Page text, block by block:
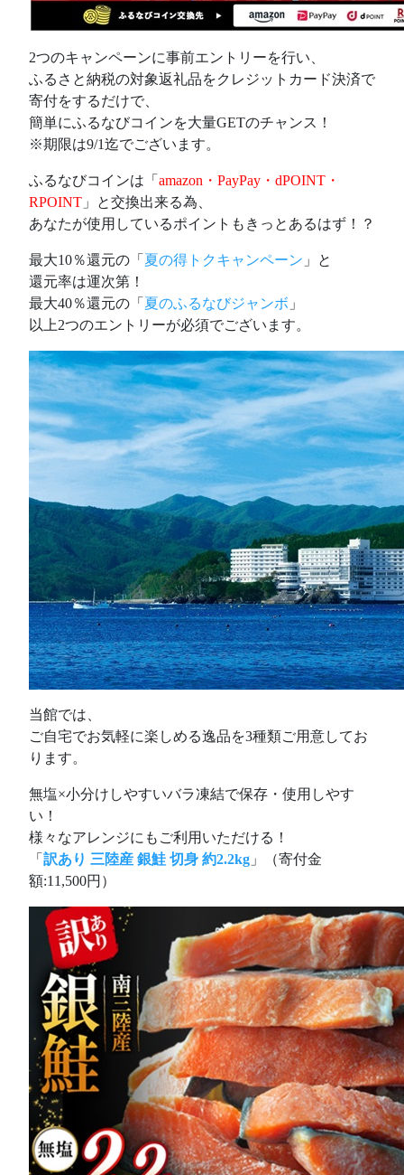
2つのキャンペーンに事前エントリーを行い、
ふるさと納税の対象返礼品をクレジットカード決済で
寄付をするだけで、
簡単にふるなびコインを大量GETのチャンス！
※期限は9/1迄でございます。
ふるなびコインは「 amazon・PayPay・dPOINT・
RPOINT 」と交換出来る為、
あなたが使用しているポイントもきっとあるはず！？
最大10％還元の「 夏の得トクキャンペーン 」と
還元率は運次第！
最大40％還元の「 夏のふるなびジャンボ 」
以上2つのエントリーが必須でございます。
当館では、
ご自宅でお気軽に楽しめる逸品を3種類ご用意してお
ります。
無塩×小分けしやすいバラ凍結で保存・使用しやす
い！
様々なアレンジにもご利用いただける！
「 訳あり 三陸産 銀鮭 切身 約2.2kg 」（寄付金
額:11,500円）